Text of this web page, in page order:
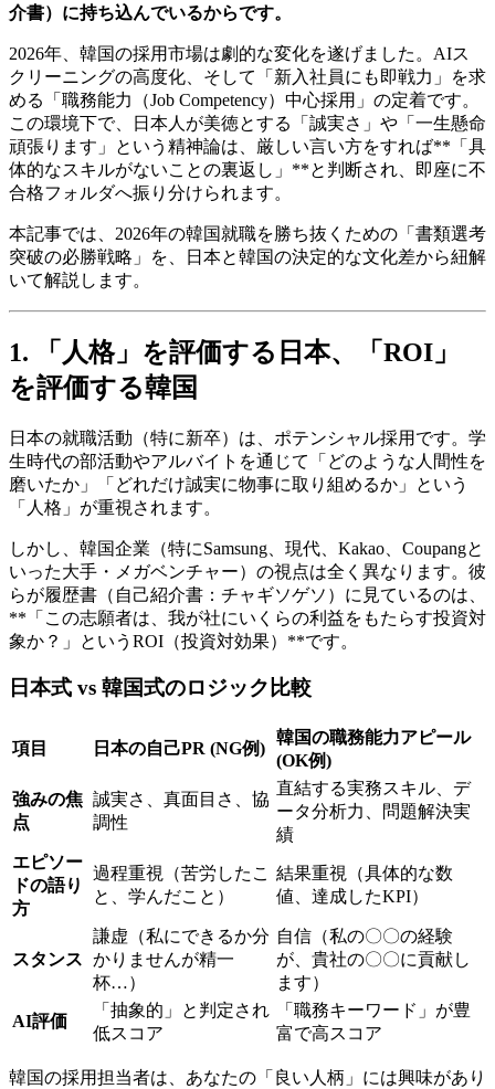
介書）に持ち込んでいるからです。
2026年、韓国の採用市場は劇的な変化を遂げました。AIス
クリーニングの高度化、そして「新入社員にも即戦力」を求
める「職務能力（Job Competency）中心採用」の定着です。
この環境下で、日本人が美徳とする「誠実さ」や「一生懸命
頑張ります」という精神論は、厳しい言い方をすれば**「具
体的なスキルがないことの裏返し」**と判断され、即座に不
合格フォルダへ振り分けられます。
本記事では、2026年の韓国就職を勝ち抜くための「書類選考
突破の必勝戦略」を、日本と韓国の決定的な文化差から紐解
いて解説します。
1. 「人格」を評価する日本、「ROI」
を評価する韓国
日本の就職活動（特に新卒）は、ポテンシャル採用です。学
生時代の部活動やアルバイトを通じて「どのような人間性を
磨いたか」「どれだけ誠実に物事に取り組めるか」という
「人格」が重視されます。
しかし、韓国企業（特にSamsung、現代、Kakao、Coupangと
いった大手・メガベンチャー）の視点は全く異なります。彼
らが履歴書（自己紹介書：チャギソゲソ）に見ているのは、
**「この志願者は、我が社にいくらの利益をもたらす投資対
象か？」というROI（投資対効果）**です。
日本式 vs 韓国式のロジック比較
項目 日本の自己PR (NG例)
韓国の職務能力アピール
(OK例)
強みの焦
点
誠実さ、真面目さ、協
調性
直結する実務スキル、デ
ータ分析力、問題解決実
績
エピソー
ドの語り
方
過程重視（苦労したこ
と、学んだこと）
結果重視（具体的な数
値、達成したKPI）
スタンス
謙虚（私にできるか分
かりませんが精一
杯…）
自信（私の〇〇の経験
が、貴社の〇〇に貢献し
ます）
AI評価
「抽象的」と判定され
低スコア
「職務キーワード」が豊
富で高スコア
韓国の採用担当者は、あなたの「良い人柄」には興味があり